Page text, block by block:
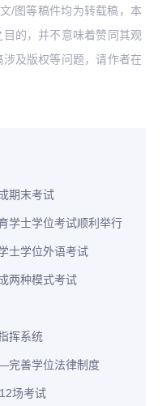
/图等稿件均为转载稿，本
的，并不意味着赞同其观
及版权等问题，请作者在
期末考试
学士学位考试顺利举行
士学位外语考试
两种模式考试
挥系统
完善学位法律制度
场考试